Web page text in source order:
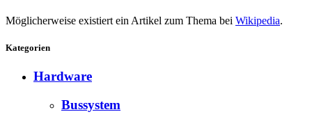
Möglicherweise existiert ein Artikel zum Thema bei Wikipedia.
Kategorien
Hardware
Bussystem